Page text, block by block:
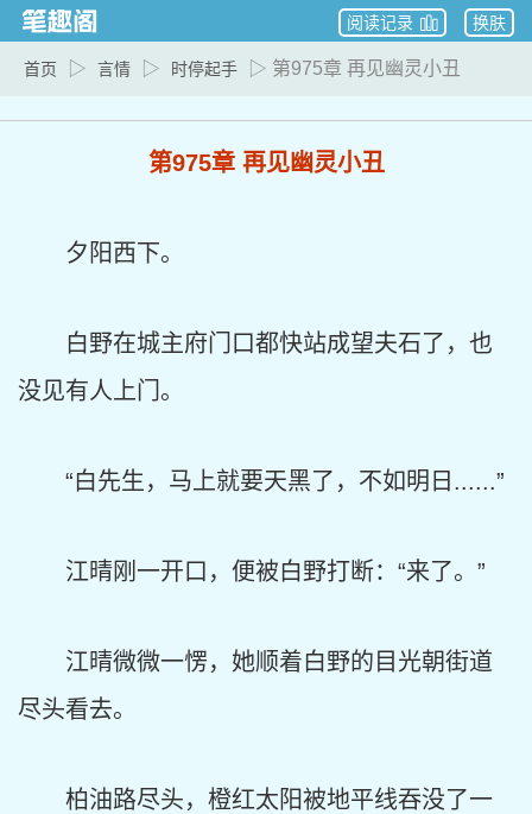
换肤
阅读记录
首页 ▷ 言情 ▷ 时停起手 ▷ 第975章 再见幽灵小丑
第975章 再见幽灵小丑
夕阳西下。
白野在城主府门口都快站成望夫石了，也
没见有人上门。
“白先生，马上就要天黑了，不如明日......”
江晴刚一开口，便被白野打断：“来了。”
江晴微微一愣，她顺着白野的目光朝街道
尽头看去。
柏油路尽头，橙红太阳被地平线吞没了一